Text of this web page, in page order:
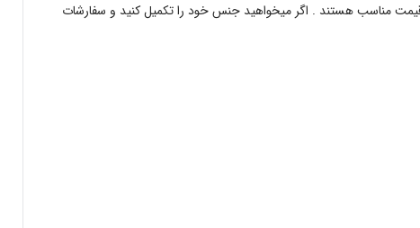
مناسب هستند . اگر میخواهید جنس خود را تکمیل کنید و سفارشات